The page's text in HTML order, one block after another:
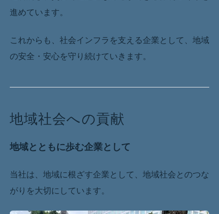
進めています。
これからも、社会インフラを支える企業として、地域
の安全・安心を守り続けていきます。
地域社会への貢献
地域とともに歩む企業として
当社は、地域に根ざす企業として、地域社会とのつな
がりを大切にしています。